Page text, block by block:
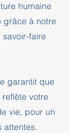
humaine
grâce à notre
faire
garantit que
votre
vie, pour un
attentes.